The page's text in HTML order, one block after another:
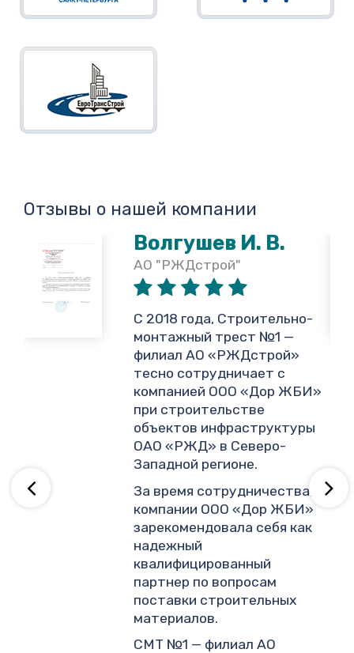
Отзывы о нашей компании
Волгушев И. В.
АО "РЖДстрой"
С 2018 года, Строительно-
монтажный трест №1 —
филиал АО «РЖДстрой»
тесно сотрудничает с
компанией ООО «Дор ЖБИ»
при строительстве
объектов инфраструктуры
ОАО «РЖД» в Северо-
Западной регионе.
За время сотрудничества,
компании ООО «Дор ЖБИ»
зарекомендовала себя как
надежный
квалифицированный
партнер по вопросам
поставки строительных
материалов.
СМТ №1 — филиал АО